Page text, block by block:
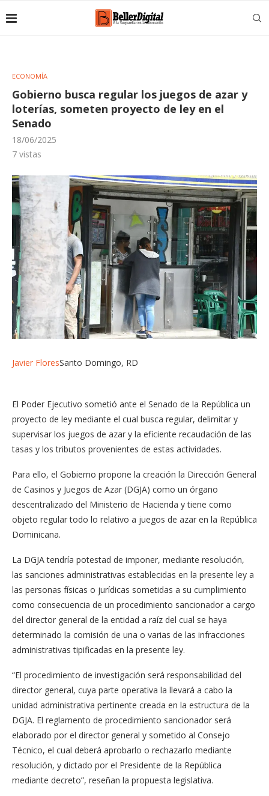
ECONOMÍA
Gobierno busca regular los juegos de azar y
loterías, someten proyecto de ley en el
Senado
18/06/2025
7 vistas
Javier FloresSanto Domingo, RD
El Poder Ejecutivo sometió ante el Senado de la República un
proyecto de ley mediante el cual busca regular, delimitar y
supervisar los juegos de azar y la eficiente recaudación de las
tasas y los tributos provenientes de estas actividades.
Para ello, el Gobierno propone la creación la Dirección General
de Casinos y Juegos de Azar (DGJA) como un órgano
descentralizado del Ministerio de Hacienda y tiene como
objeto regular todo lo relativo a juegos de azar en la República
Dominicana.
La DGJA tendría potestad de imponer, mediante resolución,
las sanciones administrativas establecidas en la presente ley a
las personas físicas o jurídicas sometidas a su cumplimiento
como consecuencia de un procedimiento sancionador a cargo
del director general de la entidad a raíz del cual se haya
determinado la comisión de una o varias de las infracciones
administrativas tipificadas en la presente ley.
“El procedimiento de investigación será responsabilidad del
director general, cuya parte operativa la llevará a cabo la
unidad administrativa pertinente creada en la estructura de la
DGJA. El reglamento de procedimiento sancionador será
elaborado por el director general y sometido al Consejo
Técnico, el cual deberá aprobarlo o rechazarlo mediante
resolución, y dictado por el Presidente de la República
mediante decreto”, reseñan la propuesta legislativa.